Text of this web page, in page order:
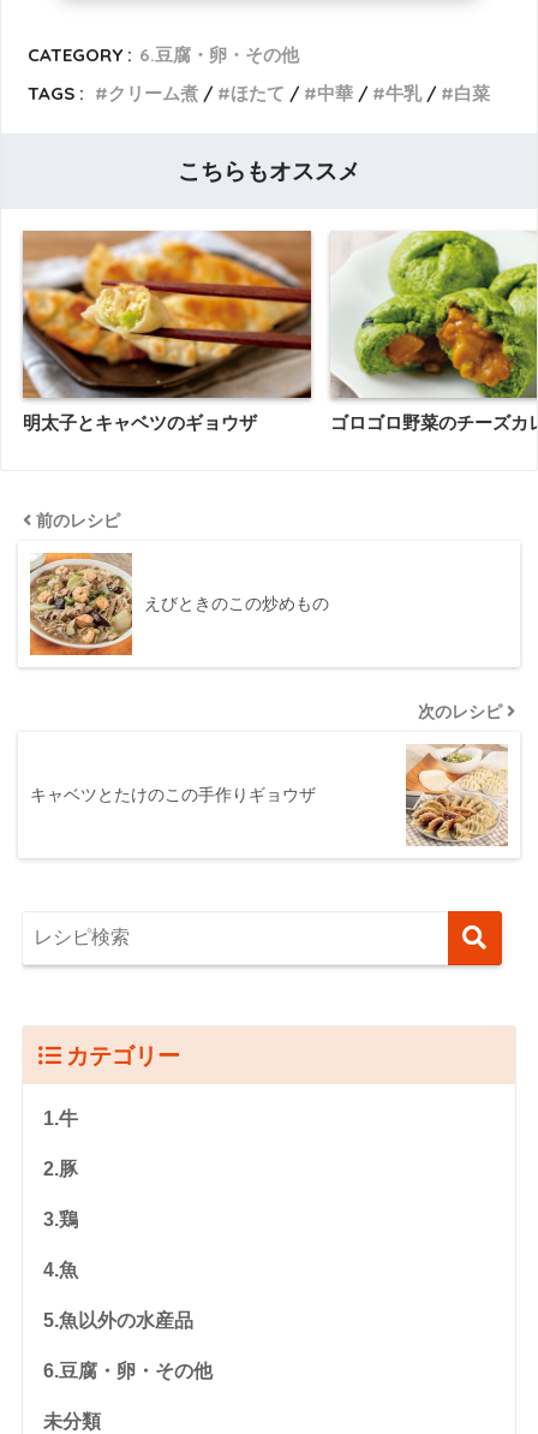
CATEGORY : 6.豆腐・卵・その他
TAGS :
クリーム煮 ほたて 中華 牛乳 白菜
こちらもオススメ
明太子とキャベツのギョウザ ゴロゴロ野菜のチーズカ
前のレシピ
えびときのこの炒めもの
次のレシピ
キャベツとたけのこの手作りギョウザ
カテゴリー
1.牛
2.豚
3.鶏
4.魚
5.魚以外の水産品
6.豆腐・卵・その他
未分類